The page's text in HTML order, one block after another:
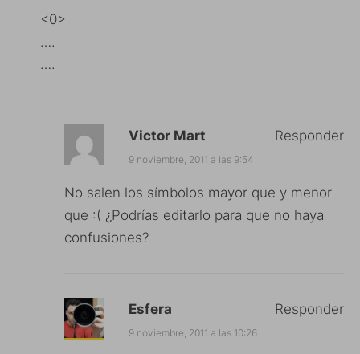
<0>
….
….
Victor Mart
9 noviembre, 2011 a las 9:54
No salen los símbolos mayor que y menor
que :( ¿Podrías editarlo para que no haya
confusiones?
Responder
Esfera
9 noviembre, 2011 a las 10:26
Responder